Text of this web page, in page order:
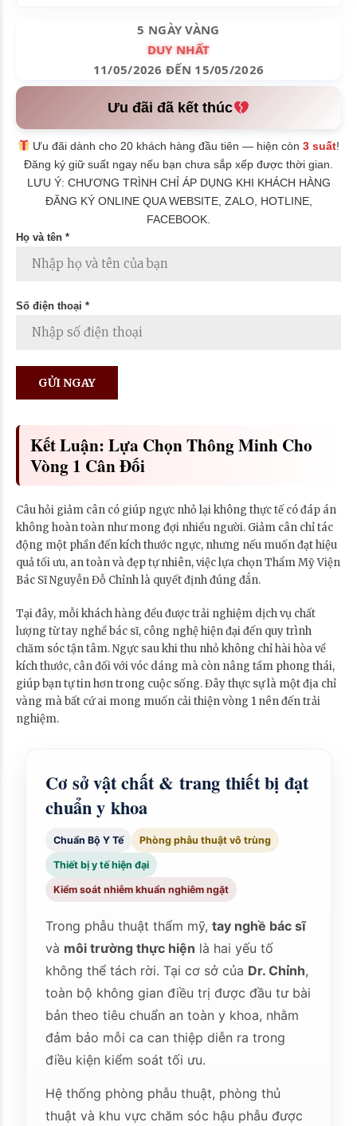
5 NGÀY VÀNG
DUY NHẤT
11/05/2026 ĐẾN 15/05/2026
Ưu đãi đã kết thúc
Ưu đãi dành cho 20 khách hàng đầu tiên — hiện còn3 suất!
Đăng ký giữ suất ngay nếu bạn chưa sắp xếp được thời gian.
LƯU Ý: CHƯƠNG TRÌNH CHỈ ÁP DỤNG KHI KHÁCH HÀNG
ĐĂNG KÝ ONLINE QUA WEBSITE, ZALO, HOTLINE,
FACEBOOK.
Họ và tên *
Số điện thoại *
Kết Luận: Lựa Chọn Thông Minh Cho
Vòng 1 Cân Đối
Câu hỏi giảm cân có giúp ngực nhỏ lại không thực tế có đáp án
không hoàn toàn như mong đợi nhiều người. Giảm cân chỉ tác
động một phần đến kích thước ngực, nhưng nếu muốn đạt hiệu
quả tối ưu, an toàn và đẹp tự nhiên, việc lựa chọn Thẩm Mỹ Viện
Bác Sĩ Nguyễn Đỗ Chỉnh là quyết định đúng đắn.
Tại đây, mỗi khách hàng đều được trải nghiệm dịch vụ chất
lượng từ tay nghề bác sĩ, công nghệ hiện đại đến quy trình
chăm sóc tận tâm. Ngực sau khi thu nhỏ không chỉ hài hòa về
kích thước, cân đối với vóc dáng mà còn nâng tầm phong thái,
giúp bạn tự tin hơn trong cuộc sống. Đây thực sự là một địa chỉ
vàng mà bất cứ ai mong muốn cải thiện vòng 1 nên đến trải
nghiệm.
Cơ sở vật chất & trang thiết bị đạt
chuẩn y khoa
Chuẩn Bộ Y Tế Phòng phẫu thuật vô trùng
Thiết bị y tế hiện đại
Kiểm soát nhiễm khuẩn nghiêm ngặt
Trong phẫu thuật thẩm mỹ,tay nghề bác sĩ
và môi trường thực hiện là hai yếu tố
không thể tách rời. Tại cơ sở của Dr. Chỉnh,
toàn bộ không gian điều trị được đầu tư bài
bản theo tiêu chuẩn an toàn y khoa, nhằm
đảm bảo mỗi ca can thiệp diễn ra trong
điều kiện kiểm soát tối ưu.
Hệ thống phòng phẫu thuật, phòng thủ
thuật và khu vực chăm sóc hậu phẫu được